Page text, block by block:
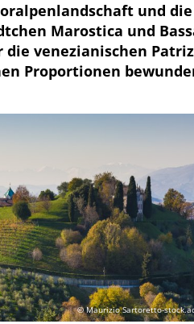
und
Marostica und
die venezianischen
Proportionen
© Maurizio Sartoretto-